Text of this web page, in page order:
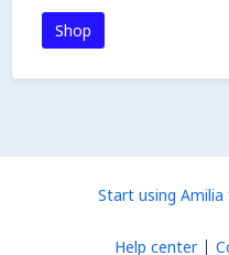
Shop
Start using
Help center